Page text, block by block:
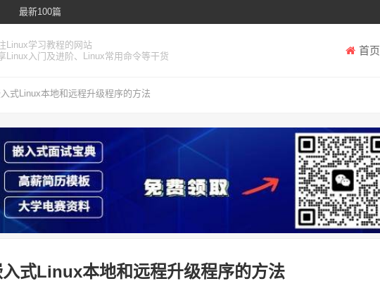
最新100篇
Linux学习教程的网站
Linux入门及进阶、Linux常用命令等干货
首页
式Linux本地和远程升级程序的方法
式Linux本地和远程升级程序的方法